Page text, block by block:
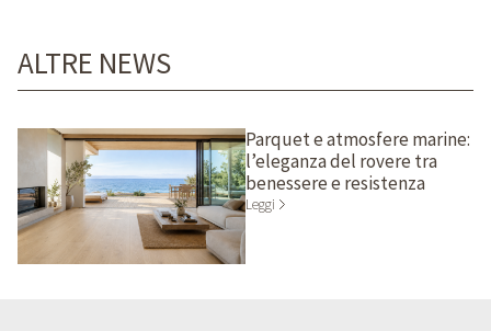
ALTRE NEWS
Parquet e atmosfere marine:
l’eleganza del rovere tra
benessere e resistenza
Leggi